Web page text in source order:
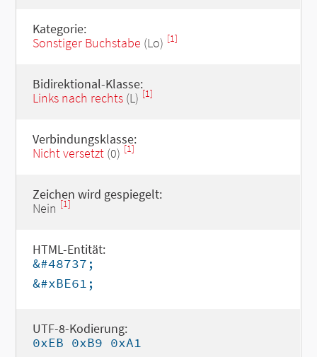
Kategorie:
Sonstiger Buchstabe (Lo) [1]
Bidirektional-Klasse:
Links nach rechts(L) [1]
Verbindungsklasse:
Nicht versetzt(0) [1]
Zeichen wird gespiegelt:
Nein [1]
HTML-Entität:
&#48737;
&#xBE61;
UTF-8-Kodierung:
0xEB 0xB9 0xA1